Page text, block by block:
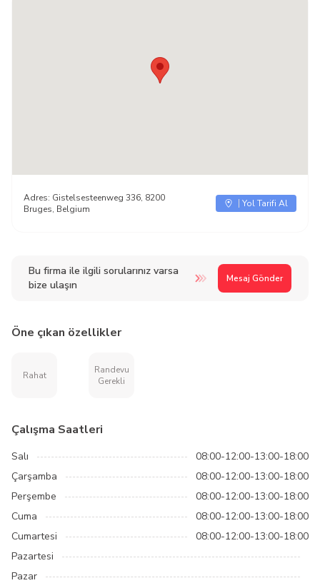
Bu firma ile ilgili sorularınız varsa
bize ulaşın
Mesaj Gönder
Adres: Gistelsesteenweg 336, 8200
Bruges, Belgium
Yol Tarifi Al
Öne çıkan özellikler
Rahat
Randevu
Gerekli
Çalışma Saatleri
Salı
08:00-12:00-13:00-18:00
Çarşamba
08:00-12:00-13:00-18:00
Perşembe
08:00-12:00-13:00-18:00
Cuma
08:00-12:00-13:00-18:00
Cumartesi
08:00-12:00-13:00-18:00
Pazartesi
Pazar